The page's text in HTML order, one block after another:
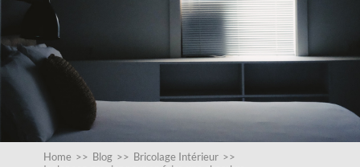
Home >> Blog >> Bricolage Intérieur >>